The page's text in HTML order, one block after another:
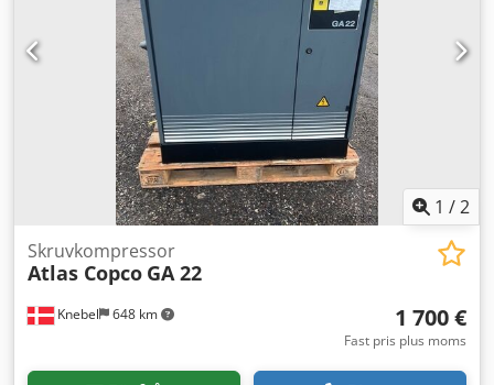
Tillverkarens artikelnummer: 8153336470 Om du är osäker
på om maskinen är rätt för dina behov, eller inte hittat rätt
kompressor, RING OSS! Vi hjälper dig att välja rätt
utrustning. Ta gärna del av hela vårt produktsortiment.
1 /2
Knebel 648 km
Skruvkompressor
Atlas Copco GA 22
1 700 €
Fast pris plus moms